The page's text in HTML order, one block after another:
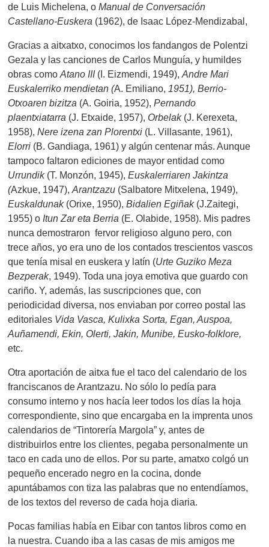
de Luis Michelena, oManual de Conversación
Castellano-Euskera (1962), de Isaac López-Mendizabal,
Gracias a aitxatxo, conocimos los fandangos de Polentzi
Gezala y las canciones de Carlos Munguía, y humildes
obras comoAtano III(I. Eizmendi, 1949),Andre Mari
Euskalerriko mendietan (A. Emiliano, 1951), Berrio-
Otxoaren bizitza (A. Goiria, 1952),Pernando
plaentxiatarra (J. Etxaide, 1957), Orbelak(J. Kerexeta,
1958),Nere izena zan Plorentxi (L. Villasante, 1961),
Elorri (B. Gandiaga, 1961) y algún centenar más. Aunque
tampoco faltaron ediciones de mayor entidad como
Urrundik(T. Monzón, 1945),Euskalerriaren Jakintza
(Azkue, 1947),Arantzazu (Salbatore Mitxelena, 1949),
Euskaldunak(Orixe, 1950),Bidalien Egiñak(J.Zaitegi,
1955) o Itun Zar eta Berria (E. Olabide, 1958). Mis padres
nunca demostraron fervor religioso alguno pero, con
trece años, yo era uno de los contados trescientos vascos
que tenía misal en euskera y latín (Urte Guziko Meza
Bezperak, 1949). Toda una joya emotiva que guardo con
cariño. Y, además, las suscripciones que, con
periodicidad diversa, nos enviaban por correo postal las
editoriales Vida Vasca, Kulixka Sorta, Egan, Auspoa,
Auñamendi, Ekin, Olerti, Jakin, Munibe, Eusko-folklore,
etc.
Otra aportación de aitxa fue el taco del calendario de los
franciscanos de Arantzazu. No sólo lo pedía para
consumo interno y nos hacía leer todos los días la hoja
correspondiente, sino que encargaba en la imprenta unos
calendarios de “Tintorería Margola” y, antes de
distribuirlos entre los clientes, pegaba personalmente un
taco en cada uno de ellos. Por su parte, amatxo colgó un
pequeño encerado negro en la cocina, donde
apuntábamos con tiza las palabras que no entendíamos,
de los textos del reverso de cada hoja diaria.
Pocas familias había en Eibar con tantos libros como en
la nuestra. Cuando iba a las casas de mis amigos me